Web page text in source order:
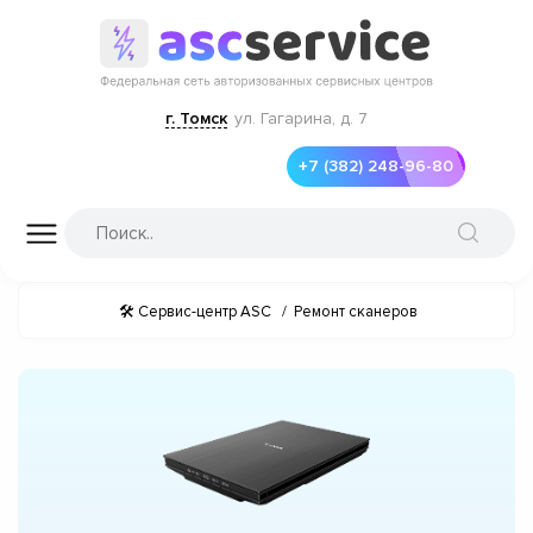
г. Томск ул. Гагарина, д. 7
+7 (382) 248-96-80
🛠 Сервис-центр ASC / Ремонт сканеров